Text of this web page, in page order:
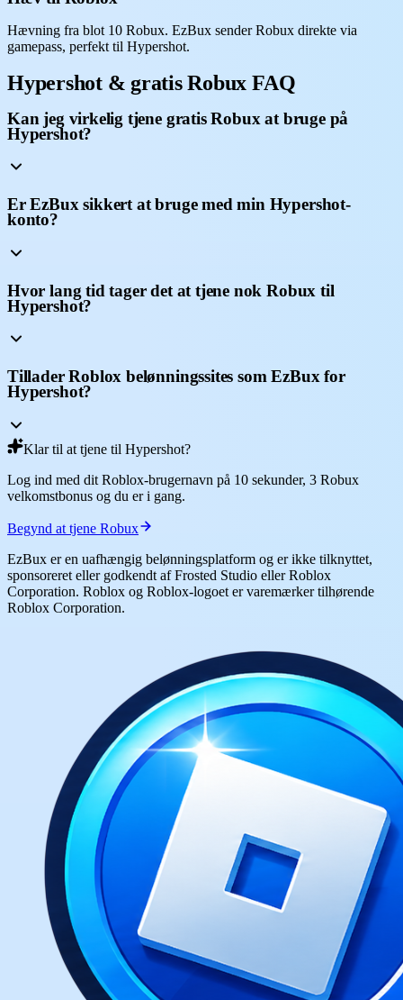
Hævning fra blot 10 Robux. EzBux sender Robux direkte via
gamepass, perfekt til Hypershot.
Hypershot & gratis Robux FAQ
Kan jeg virkelig tjene gratis Robux at bruge på
Hypershot?
Er EzBux sikkert at bruge med min Hypershot-
konto?
Hvor lang tid tager det at tjene nok Robux til
Hypershot?
Tillader Roblox belønningssites som EzBux for
Hypershot?
Klar til at tjene til Hypershot?
Log ind med dit Roblox-brugernavn på 10 sekunder, 3 Robux
velkomstbonus og du er i gang.
Begynd at tjene Robux
EzBux er en uafhængig belønningsplatform og er ikke tilknyttet,
sponsoreret eller godkendt af Frosted Studio eller Roblox
Corporation. Roblox og Roblox-logoet er varemærker tilhørende
Roblox Corporation.